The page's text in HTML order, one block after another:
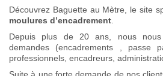
Découvrez Baguette au Mètre, le site
moulures d’encadrement.
Depuis plus de 20 ans, nous
demandes (encadrements , passe
professionnels, encadreurs,